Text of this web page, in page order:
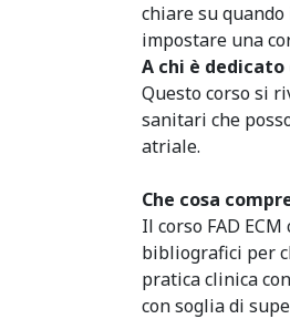
chiare su
impostare una
A chi è dedicato
Questo corso si
sanitari che
atriale.
Che cosa
Il corso FAD
bibliografici per
pratica clinica
con soglia di